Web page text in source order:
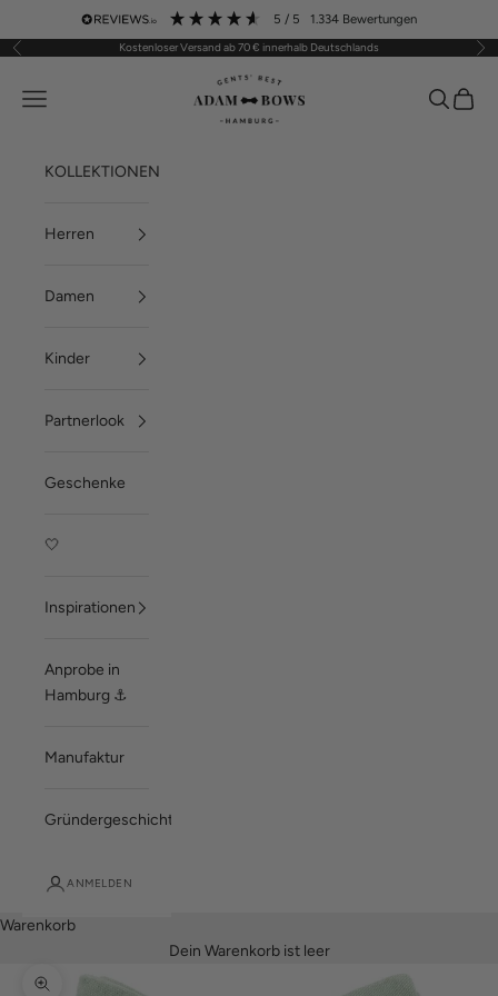
Zum Inhalt springen 5 / 5 1.334 Bewertungen
Zurück Kostenloser Versand ab 70 € innerhalb Deutschlands Vor
ADAM BOWS
Menü Suchen
KOLLEKTIONEN
Herren
Damen
Kinder
Partnerlook
Geschenke
🤍
Inspirationen
Anprobe in
Hamburg ⚓
Manufaktur
Gründergeschichte
ANMELDEN
Warenkorb
Dein Warenkorb ist leer